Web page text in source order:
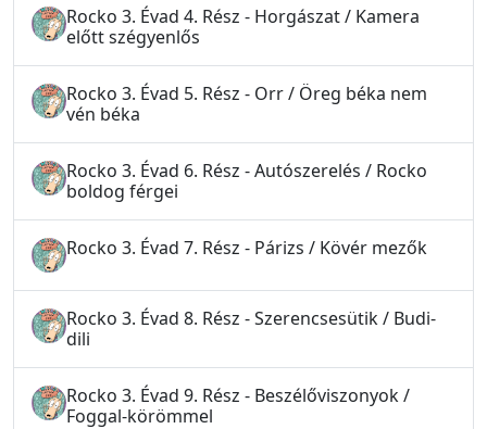
Rocko 3. Évad 4. Rész - Horgászat / Kamera
előtt szégyenlős
Rocko 3. Évad 5. Rész - Orr / Öreg béka nem
vén béka
Rocko 3. Évad 6. Rész - Autószerelés / Rocko
boldog férgei
Rocko 3. Évad 7. Rész - Párizs / Kövér mezők
Rocko 3. Évad 8. Rész - Szerencsesütik / Budi-
dili
Rocko 3. Évad 9. Rész - Beszélőviszonyok /
Foggal-körömmel